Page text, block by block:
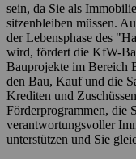
sein, da Sie als
sitzenbleiben müssen.
der Lebensphase des
wird, fördert die KfW-
Bauprojekte im Bereich
den Bau, Kauf und die
Krediten und
Förderprogrammen, die
verantwortungsvoller
unterstützen und Sie